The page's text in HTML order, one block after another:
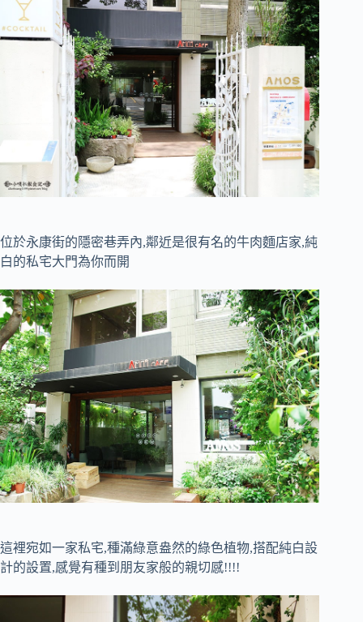
位於永康街的隱密巷弄內,鄰近是很有名的牛肉麵店家,純
白的私宅大門為你而開
這裡宛如一家私宅,種滿綠意盎然的綠色植物,搭配純白設
計的設置,感覺有種到朋友家般的親切感!!!!